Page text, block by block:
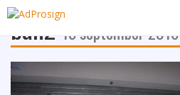
ban215 september 2016